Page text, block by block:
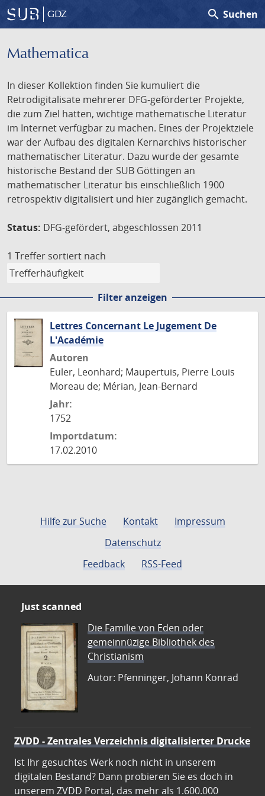
GDZ search Suchen
Mathematica
In dieser Kollektion finden Sie kumuliert die
Retrodigitalisate mehrerer DFG-geförderter Projekte,
die zum Ziel hatten, wichtige mathematische Literatur
im Internet verfügbar zu machen. Eines der Projektziele
war der Aufbau des digitalen Kernarchivs historischer
mathematischer Literatur. Dazu wurde der gesamte
historische Bestand der SUB Göttingen an
mathematischer Literatur bis einschließlich 1900
retrospektiv digitalisiert und hier zugänglich gemacht.
Status: DFG-gefördert, abgeschlossen 2011
1 Treffer sortiert nach
Filter anzeigen
Lettres Concernant Le Jugement De
L'Académie
Autoren
Euler, Leonhard; Maupertuis, Pierre Louis
Moreau de; Mérian, Jean-Bernard
Jahr:
1752
Importdatum:
17.02.2010
Hilfe zur Suche Kontakt
Impressum
Datenschutz
Feedback
RSS-Feed
Just scanned
Die Familie von Eden oder
gemeinnüzige Bibliothek des
Christianism
Autor: Pfenninger, Johann Konrad
ZVDD - Zentrales Verzeichnis digitalisierter Drucke
Ist Ihr gesuchtes Werk noch nicht in unserem
digitalen Bestand? Dann probieren Sie es doch in
unserem ZVDD Portal, das mehr als 1.600.000